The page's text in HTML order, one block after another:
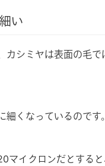
い
カシミヤは表面の毛で
くなっているのです。
マイクロンだとする